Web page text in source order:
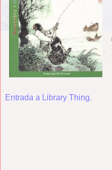
Entrada a Library Thing.